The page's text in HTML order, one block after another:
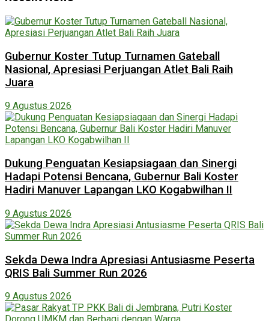
Gubernur Koster Tutup Turnamen Gateball
Nasional, Apresiasi Perjuangan Atlet Bali Raih
Juara
9 Agustus 2026
Dukung Penguatan Kesiapsiagaan dan Sinergi
Hadapi Potensi Bencana, Gubernur Bali Koster
Hadiri Manuver Lapangan LKO Kogabwilhan II
9 Agustus 2026
Sekda Dewa Indra Apresiasi Antusiasme Peserta
QRIS Bali Summer Run 2026
9 Agustus 2026